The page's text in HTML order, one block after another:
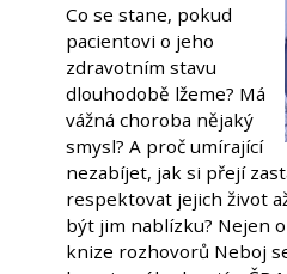
Co se stane, pokud
pacientovi o jeho
zdravotním stavu
dlouhodobě lžeme? Má
vážná choroba nějaký
smysl? A proč umírající
nezabíjet, jak si přejí
respektovat jejich život
být jim nablízku? Nejen
knize rozhovorů Neboj